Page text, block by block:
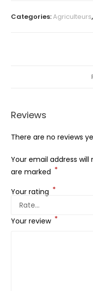
Categories:Agriculteurs,
Reviews
There are no reviews
Your email address will
are marked *
Your rating *
Your review *